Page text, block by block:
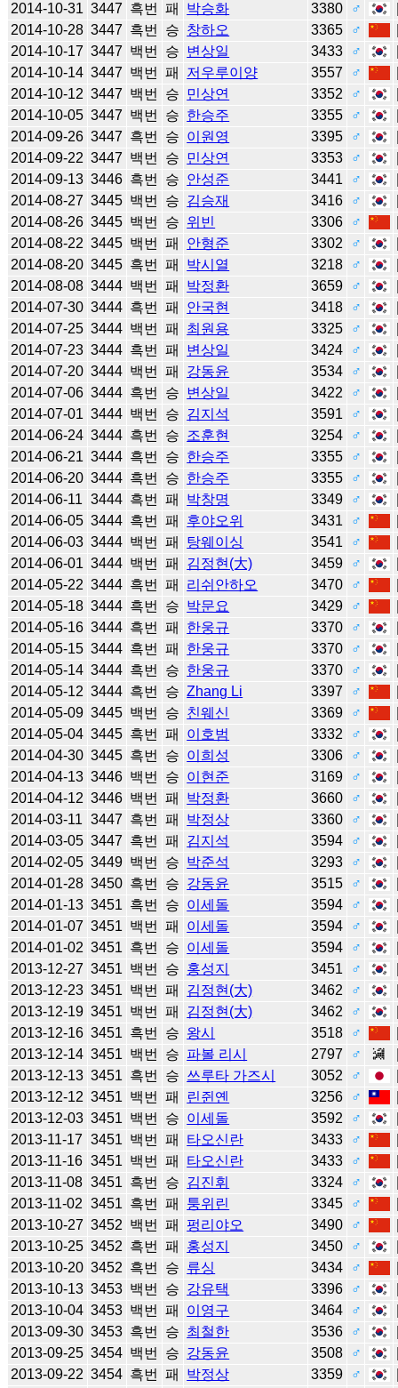
2014-10-31 3447 흑번 패 박승화 3380 ♂
2014-10-28 3447 흑번 승 창하오 3365 ♂
2014-10-17 3447 백번 승 변상일 3433 ♂
2014-10-14 3447 백번 패 저우루이양 3557 ♂
2014-10-12 3447 백번 승 민상연 3352 ♂
2014-10-05 3447 백번 승 한승주 3355 ♂
2014-09-26 3447 흑번 승 이원영 3395 ♂
2014-09-22 3447 백번 승 민상연 3353 ♂
2014-09-13 3446 흑번 승 안성준 3441 ♂
2014-08-27 3445 백번 승 김승재 3416 ♂
2014-08-26 3445 백번 승 위빈 3306 ♂
2014-08-22 3445 백번 패 안형준 3302 ♂
2014-08-20 3445 흑번 패 박시열 3218 ♂
2014-08-08 3444 백번 패 박정환 3659 ♂
2014-07-30 3444 흑번 패 안국현 3418 ♂
2014-07-25 3444 백번 패 최원용 3325 ♂
2014-07-23 3444 흑번 패 변상일 3424 ♂
2014-07-20 3444 백번 패 강동윤 3534 ♂
2014-07-06 3444 흑번 승 변상일 3422 ♂
2014-07-01 3444 백번 승 김지석 3591 ♂
2014-06-24 3444 흑번 승 조훈현 3254 ♂
2014-06-21 3444 흑번 승 한승주 3355 ♂
2014-06-20 3444 흑번 승 한승주 3355 ♂
2014-06-11 3444 흑번 패 박창명 3349 ♂
2014-06-05 3444 흑번 패 후야오위 3431 ♂
2014-06-03 3444 백번 패 탕웨이싱 3541 ♂
2014-06-01 3444 백번 패 김정현(大) 3459 ♂
2014-05-22 3444 흑번 패 리쉬안하오 3470 ♂
2014-05-18 3444 흑번 승 박문요 3429 ♂
2014-05-16 3444 흑번 패 한웅규 3370 ♂
2014-05-15 3444 흑번 패 한웅규 3370 ♂
2014-05-14 3444 흑번 승 한웅규 3370 ♂
2014-05-12 3444 흑번 승 Zhang Li 3397 ♂
2014-05-09 3445 백번 승 친웨신 3369 ♂
2014-05-04 3445 흑번 패 이호범 3332 ♂
2014-04-30 3445 흑번 승 이희성 3306 ♂
2014-04-13 3446 백번 승 이현준 3169 ♂
2014-04-12 3446 백번 패 박정환 3660 ♂
2014-03-11 3447 흑번 패 박정상 3360 ♂
2014-03-05 3447 흑번 패 김지석 3594 ♂
2014-02-05 3449 백번 승 박준석 3293 ♂
2014-01-28 3450 흑번 승 강동윤 3515 ♂
2014-01-13 3451 흑번 승 이세돌 3594 ♂
2014-01-07 3451 백번 패 이세돌 3594 ♂
2014-01-02 3451 흑번 승 이세돌 3594 ♂
2013-12-27 3451 백번 승 홍성지 3451 ♂
2013-12-23 3451 백번 패 김정현(大) 3462 ♂
2013-12-19 3451 백번 패 김정현(大) 3462 ♂
2013-12-16 3451 흑번 승 왕시 3518 ♂
2013-12-14 3451 백번 승 파볼 리시 2797 ♂
2013-12-13 3451 흑번 승 쓰루타 가즈시 3052 ♂
2013-12-12 3451 백번 패 린쥔옌 3256 ♂
2013-12-03 3451 백번 승 이세돌 3592 ♂
2013-11-17 3451 백번 패 타오신란 3433 ♂
2013-11-16 3451 백번 패 타오신란 3433 ♂
2013-11-08 3451 흑번 승 김진휘 3324 ♂
2013-11-02 3451 흑번 패 퉁위린 3345 ♂
2013-10-27 3452 백번 패 펑리야오 3490 ♂
2013-10-25 3452 흑번 패 홍성지 3450 ♂
2013-10-20 3452 흑번 승 류싱 3434 ♂
2013-10-13 3453 백번 승 강유택 3396 ♂
2013-10-04 3453 백번 패 이영구 3464 ♂
2013-09-30 3453 흑번 승 최철한 3536 ♂
2013-09-25 3454 백번 승 강동윤 3508 ♂
2013-09-22 3454 흑번 패 박정상 3359 ♂